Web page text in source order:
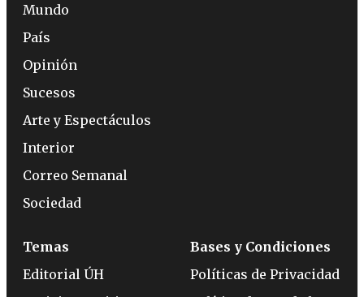
Mundo
País
Opinión
Sucesos
Arte y Espectáculos
Interior
Correo Semanal
Sociedad
Temas
Editorial ÚH
Bases y Condiciones
Políticas de Privacidad